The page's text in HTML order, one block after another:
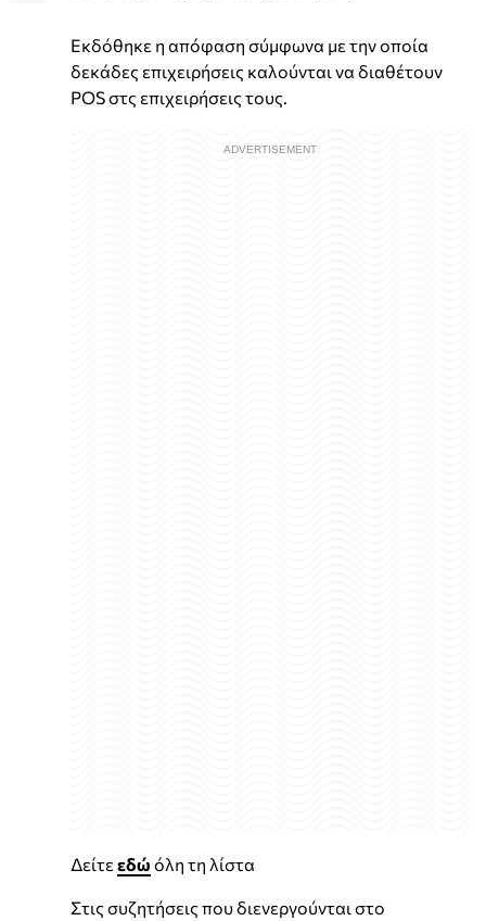
Εκδόθηκε η απόφαση σύμφωνα με την οποία
δεκάδες επιχειρήσεις καλούνται να διαθέτουν
POS στς επιχειρήσεις τους.
Δείτε εδώ όλη τη λίστα
Στις συζητήσεις που διενεργούνται στο